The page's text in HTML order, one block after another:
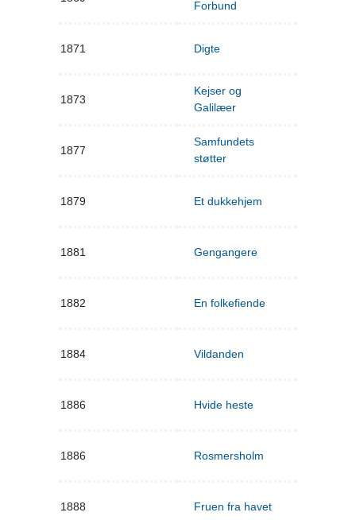
Forbund
1871 Digte
1873
Kejser og
Galilæer
1877
Samfundets
støtter
1879 Et dukkehjem
1881 Gengangere
1882 En folkefiende
1884 Vildanden
1886 Hvide heste
1886 Rosmersholm
1888 Fruen fra havet